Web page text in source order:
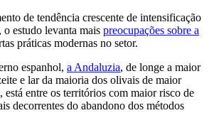
de tendência crescente de intensificação
o estudo levanta mais preocupações sobre a
práticas modernas no setor.
espanhol, a Andaluzia, de longe a maior
e lar da maioria dos olivais de maior
está entre os territórios com maior risco de
decorrentes do abandono dos métodos